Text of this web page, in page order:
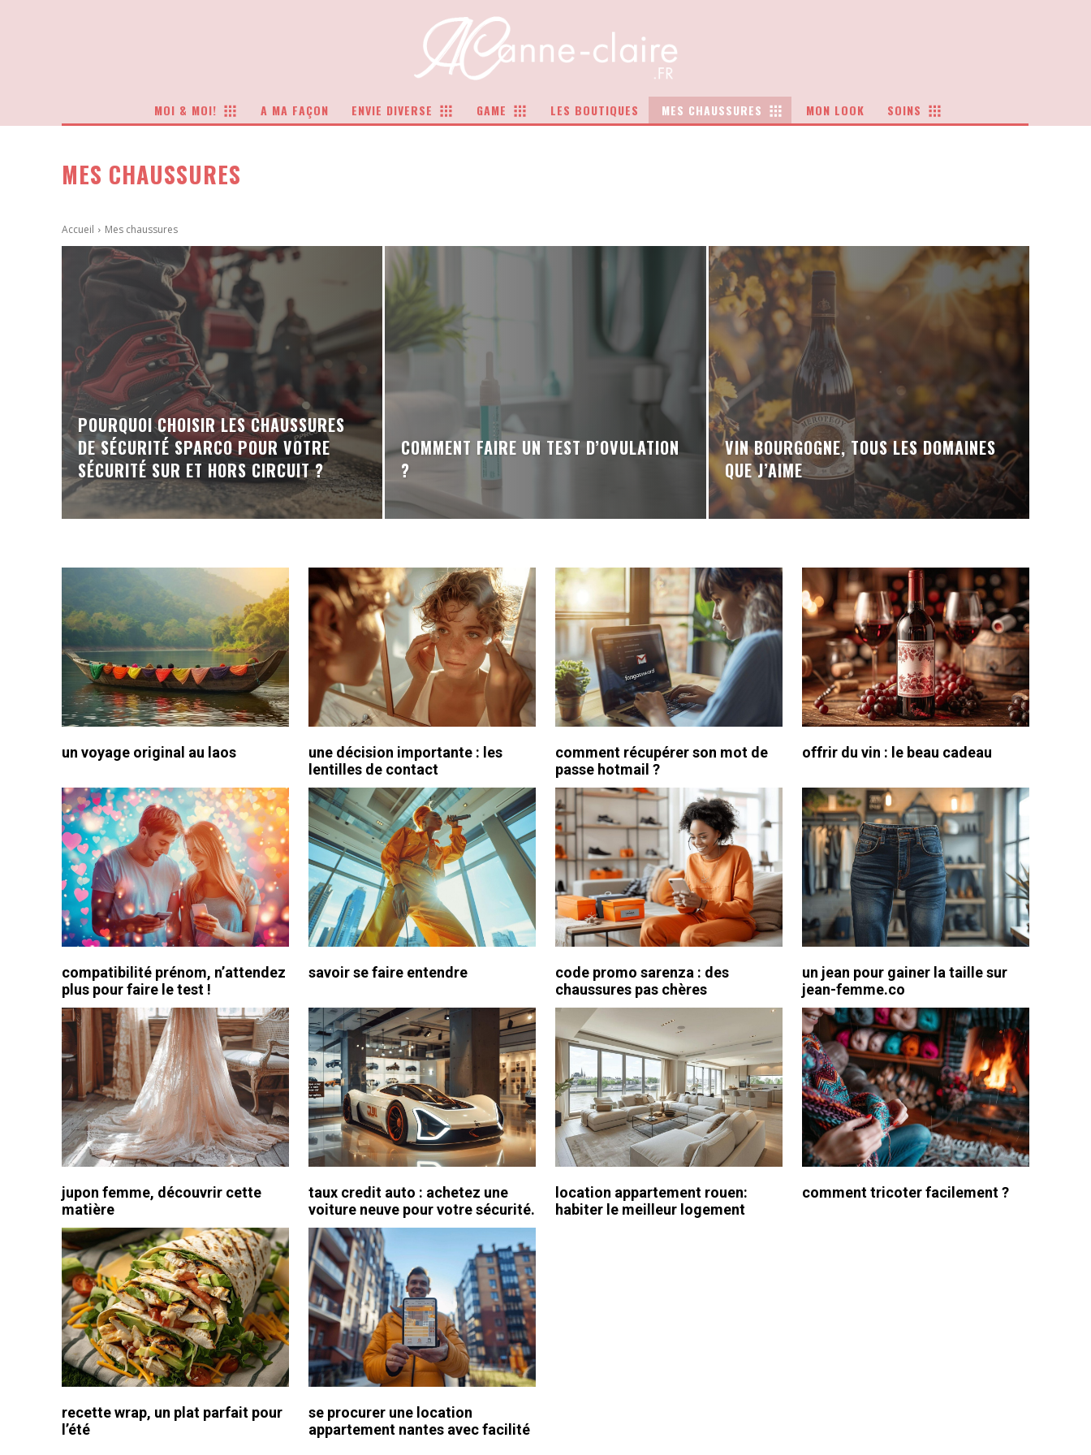
MOI & MOI! A MA FAÇON ENVIE DIVERSE GAME LES BOUTIQUES MES CHAUSSURES MON LOOK SOINS
MES CHAUSSURES
Accueil Mes chaussures
POURQUOI CHOISIR LES CHAUSSURES
DE SÉCURITÉ SPARCO POUR VOTRE
SÉCURITÉ SUR ET HORS CIRCUIT ?
COMMENT FAIRE UN TEST D’OVULATION
?
VIN BOURGOGNE, TOUS LES DOMAINES
QUE J’AIME
un voyage original au laos
une décision importante : les
lentilles de contact
comment récupérer son mot de
passe hotmail ?
offrir du vin : le beau cadeau
compatibilité prénom, n’attendez
plus pour faire le test !
savoir se faire entendre
code promo sarenza : des
chaussures pas chères
un jean pour gainer la taille sur
jean-femme.co
jupon femme, découvrir cette
matière
taux credit auto : achetez une
voiture neuve pour votre sécurité.
location appartement rouen:
habiter le meilleur logement
comment tricoter facilement ?
recette wrap, un plat parfait pour
l’été
se procurer une location
appartement nantes avec facilité